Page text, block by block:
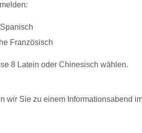
Französisch
8 Latein oder Chinesisch wählen.
wir Sie zu einem Informationsabend